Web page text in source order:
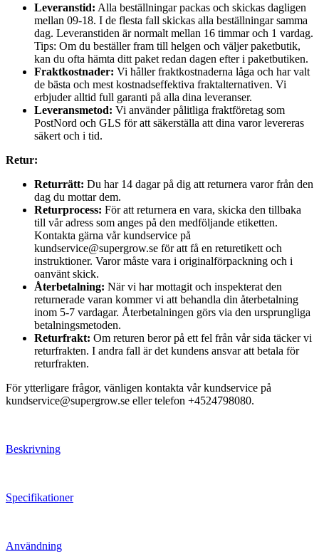
Leveranstid: Alla beställningar packas och skickas dagligen
mellan 09-18. I de flesta fall skickas alla beställningar samma
dag. Leveranstiden är normalt mellan 16 timmar och 1 vardag.
Tips: Om du beställer fram till helgen och väljer paketbutik,
kan du ofta hämta ditt paket redan dagen efter i paketbutiken.
Fraktkostnader: Vi håller fraktkostnaderna låga och har valt
de bästa och mest kostnadseffektiva fraktalternativen. Vi
erbjuder alltid full garanti på alla dina leveranser.
Leveransmetod: Vi använder pålitliga fraktföretag som
PostNord och GLS för att säkerställa att dina varor levereras
säkert och i tid.
Retur:
Returrätt: Du har 14 dagar på dig att returnera varor från den
dag du mottar dem.
Returprocess: För att returnera en vara, skicka den tillbaka
till vår adress som anges på den medföljande etiketten.
Kontakta gärna vår kundservice på
kundservice@supergrow.se för att få en returetikett och
instruktioner. Varor måste vara i originalförpackning och i
oanvänt skick.
Återbetalning: När vi har mottagit och inspekterat den
returnerade varan kommer vi att behandla din återbetalning
inom 5-7 vardagar. Återbetalningen görs via den ursprungliga
betalningsmetoden.
Returfrakt: Om returen beror på ett fel från vår sida täcker vi
returfrakten. I andra fall är det kundens ansvar att betala för
returfrakten.
För ytterligare frågor, vänligen kontakta vår kundservice på
kundservice@supergrow.se eller telefon +4524798080.
Beskrivning
Specifikationer
Användning